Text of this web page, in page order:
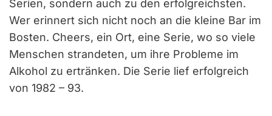
Serien, sondern auch zu den erfolgreichsten.
Wer erinnert sich nicht noch an die kleine Bar im
Bosten. Cheers, ein Ort, eine Serie, wo so viele
Menschen strandeten, um ihre Probleme im
Alkohol zu ertränken. Die Serie lief erfolgreich
von 1982 – 93.